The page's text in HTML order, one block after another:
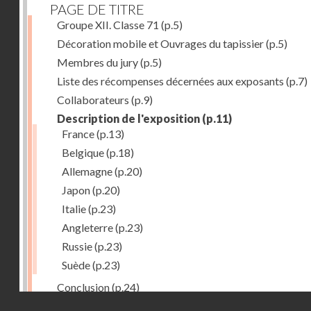
PAGE DE TITRE
Groupe XII. Classe 71 (p.5)
Décoration mobile et Ouvrages du tapissier(p.5)
Membres du jury(p.5)
Liste des récompenses décernées aux exposants (p.7)
Collaborateurs (p.9)
Description de l'exposition (p.11)
France(p.13)
Belgique(p.18)
Allemagne(p.20)
Japon(p.20)
Italie(p.23)
Angleterre(p.23)
Russie(p.23)
Suède(p.23)
Conclusion(p.24)